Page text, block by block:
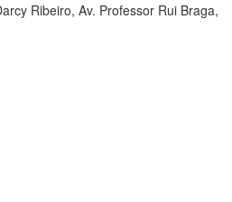
Ribeiro, Av. Professor Rui Braga,